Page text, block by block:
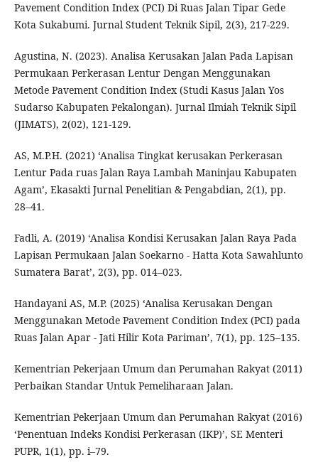
Pavement Condition Index (PCI) Di Ruas Jalan Tipar Gede
Kota Sukabumi. Jurnal Student Teknik Sipil, 2(3), 217-229.
Agustina, N. (2023). Analisa Kerusakan Jalan Pada Lapisan
Permukaan Perkerasan Lentur Dengan Menggunakan
Metode Pavement Condition Index (Studi Kasus Jalan Yos
Sudarso Kabupaten Pekalongan). Jurnal Ilmiah Teknik Sipil
(JIMATS), 2(02), 121-129.
AS, M.P.H. (2021) ‘Analisa Tingkat kerusakan Perkerasan
Lentur Pada ruas Jalan Raya Lambah Maninjau Kabupaten
Agam’, Ekasakti Jurnal Penelitian & Pengabdian, 2(1), pp.
28–41.
Fadli, A. (2019) ‘Analisa Kondisi Kerusakan Jalan Raya Pada
Lapisan Permukaan Jalan Soekarno - Hatta Kota Sawahlunto
Sumatera Barat’, 2(3), pp. 014–023.
Handayani AS, M.P. (2025) ‘Analisa Kerusakan Dengan
Menggunakan Metode Pavement Condition Index (PCI) pada
Ruas Jalan Apar - Jati Hilir Kota Pariman’, 7(1), pp. 125–135.
Kementrian Pekerjaan Umum dan Perumahan Rakyat (2011)
Perbaikan Standar Untuk Pemeliharaan Jalan.
Kementrian Pekerjaan Umum dan Perumahan Rakyat (2016)
‘Penentuan Indeks Kondisi Perkerasan (IKP)’, SE Menteri
PUPR, 1(1), pp. i–79.